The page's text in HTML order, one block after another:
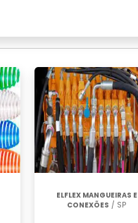
ELFLEX MANGUEIRAS E
CONEXÕES / SP